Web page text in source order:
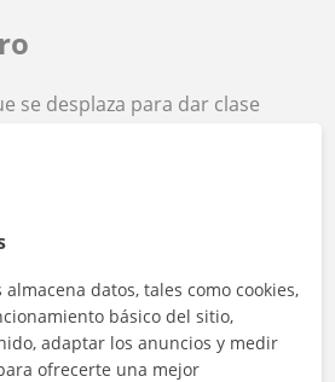
se desplaza para dar clase
datos, tales como cookies,
básico del sitio,
adaptar los anuncios y medir
ofrecerte una mejor